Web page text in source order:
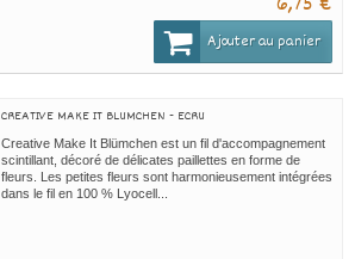
Ajouter au panier
CREATIVE MAKE IT BLUMCHEN - ECRU
Creative Make It Blümchen est un fil d'accompagnement
scintillant, décoré de délicates paillettes en forme de
fleurs. Les petites fleurs sont harmonieusement intégrées
dans le fil en 100 % Lyocell...